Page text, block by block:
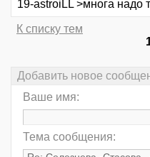
19-astroiLL >многа надо
К списку тем
Добавить новое
Ваше имя:
Тема сообщения: